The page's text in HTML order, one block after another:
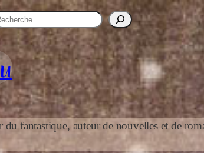
fantastique, auteur de nouvelles et de